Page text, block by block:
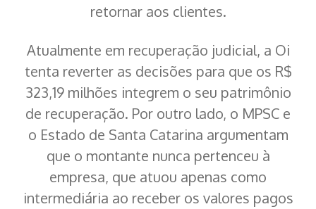
retornar aos clientes.
Atualmente em recuperação judicial, a Oi
tenta reverter as decisões para que os R$
323,19 milhões integrem o seu patrimônio
de recuperação. Por outro lado, o MPSC e
o Estado de Santa Catarina argumentam
que o montante nunca pertenceu à
empresa, que atuou apenas como
intermediária ao receber os valores pagos